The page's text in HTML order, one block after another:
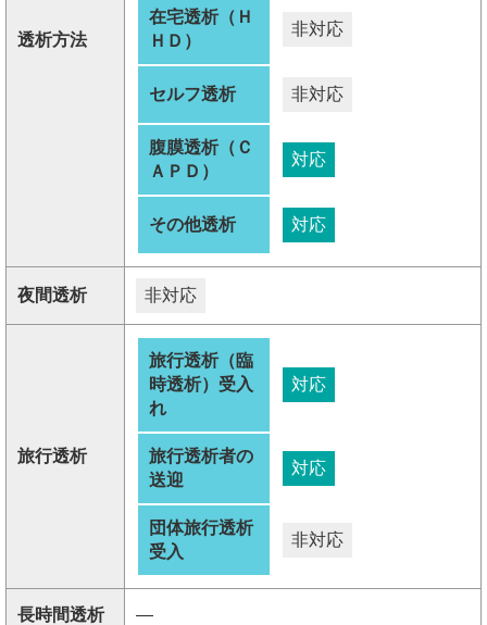
透析方法
在宅透析（Ｈ
ＨＤ）
非対応
セルフ透析 非対応
腹膜透析（Ｃ
ＡＰＤ）
対応
その他透析 対応
夜間透析 非対応
旅行透析
旅行透析（臨
時透析）受入
れ
対応
旅行透析者の
送迎
対応
団体旅行透析
受入
非対応
長時間透析 ―